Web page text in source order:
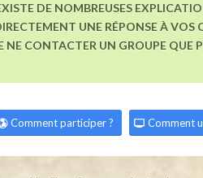
DE NOMBREUSES
UNE RÉPONSE À VOS
CONTACTER UN GROUPE QUE
Comment participer ? Comment